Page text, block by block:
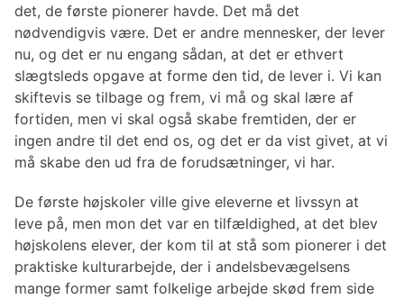
det, de første pionerer havde. Det må det
nødvendigvis være. Det er andre mennesker, der lever
nu, og det er nu engang sådan, at det er ethvert
slægtsleds opgave at forme den tid, de lever i. Vi kan
skiftevis se tilbage og frem, vi må og skal lære af
fortiden, men vi skal også skabe fremtiden, der er
ingen andre til det end os, og det er da vist givet, at vi
må skabe den ud fra de forudsætninger, vi har.
De første højskoler ville give eleverne et livssyn at
leve på, men mon det var en tilfældighed, at det blev
højskolens elever, der kom til at stå som pionerer i det
praktiske kulturarbejde, der i andelsbevægelsens
mange former samt folkelige arbejde skød frem side